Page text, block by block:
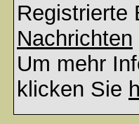
Registrierte
Nachrichten
Um mehr
klicken Sie